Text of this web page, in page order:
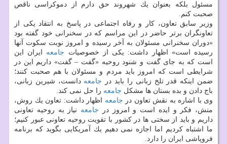
مسئول بلكه بعنوان یك شهروند حق دارم از دموكراسی ناقص
صحبت كنم.
وزیر سابق تعاون، كار و رفاه اجتماعی در پاسخ به انتقاد یكی از
تعاونگران برتر حاضر در این مراسم كه در سخنرانی خود گفته بود
«دوران سخنرانی مسئولان به آخر رسیده و امروز نوبت سكوت آنها
رسیده است» اظهار داشت: یكی از خصوصیات جامعه ایران این
است كه به جای گفت و شنود روحیه «گفت – گفت» داریم این در
شرایطی است كه امروز باید مردم و مسئولان با هم صحبت كنند؛
ضمن اینكه قدر تلخ زبانی را باید در جامعه دانست، شیرین زبانی،
باج دادن و بده بستان ها مشكل جامعه را حل نمی كند.
وی با اشاره به نقش تعاون در جامعه اظهار داشت: تعاون یك روش،
منش، فكر و ایده است و امروز در جامعه نیاز به روحیه تعاونی
داریم و باید از سختی ها در كشور با تقویت روحیه تعاونی عبور كنیم؛
ما اشتباه كردیم اما اجازه نمی دهیم یك آمریكایی بگوید كه برنامه
فروپاشی ایران را دارد.